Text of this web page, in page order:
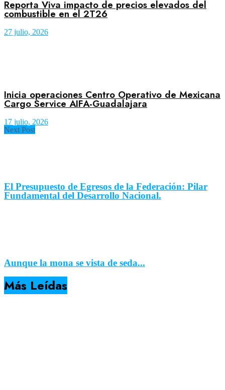
Reporta Viva impacto de precios elevados del
combustible en el 2T26
27 julio, 2026
Inicia operaciones Centro Operativo de Mexicana
Cargo Service AIFA-Guadalajara
17 julio, 2026
Next Post
El Presupuesto de Egresos de la Federación: Pilar
Fundamental del Desarrollo Nacional.
Aunque la mona se vista de seda...
Más Leídas